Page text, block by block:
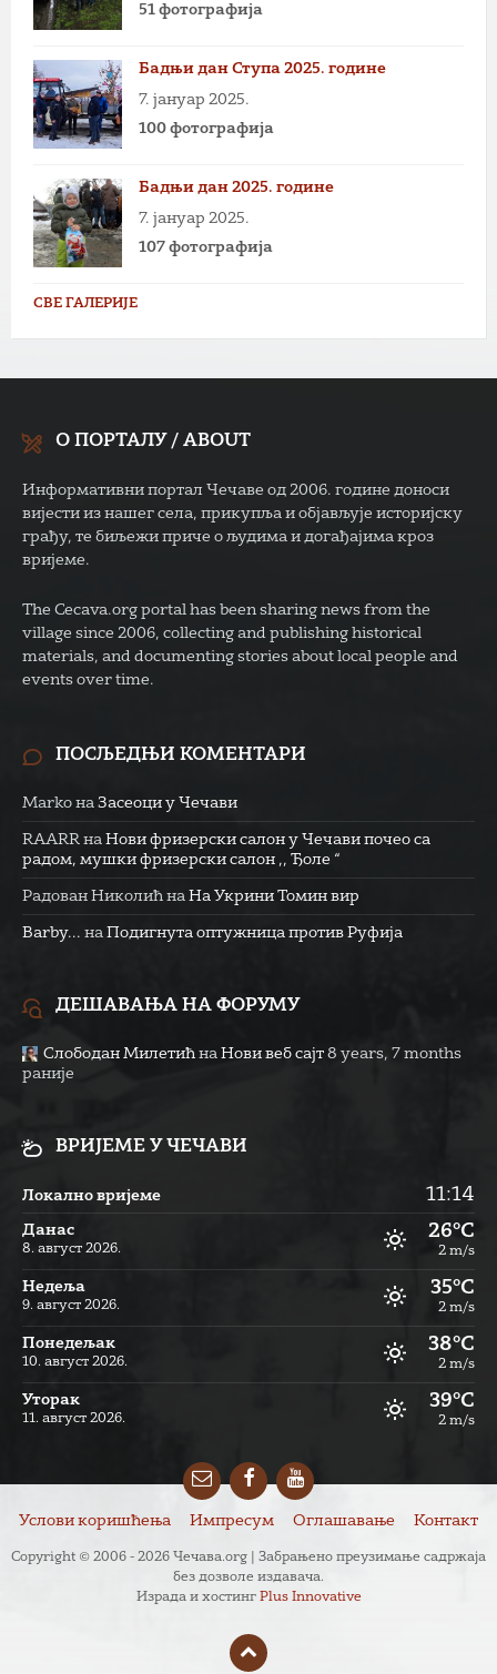
51 фотографија
Бадњи дан Ступа 2025. године
7. јануар 2025.
100 фотографија
Бадњи дан 2025. године
7. јануар 2025.
107 фотографија
СВЕ ГАЛЕРИЈЕ
О ПОРТАЛУ / ABOUT
Информативни портал Чечаве од 2006. године доноси
вијести из нашег села, прикупља и објављује историјску
грађу, те биљежи приче о људима и догађајима кроз
вријеме.
The Cecava.org portal has been sharing news from the
village since 2006, collecting and publishing historical
materials, and documenting stories about local people and
events over time.
ПОСЉЕДЊИ КОМЕНТАРИ
Marko на Засеоци у Чечави
RAARR на Нови фризерски салон у Чечави почео са
радом, мушки фризерски салон ,, Ђоле “
Радован Николић на На Укрини Томин вир
Barby... на Подигнута оптужница против Руфија
ДЕШАВАЊА НА ФОРУМУ
Слободан Милетић на Нови веб сајт 8 years, 7 months
раније
ВРИЈЕМЕ У ЧЕЧАВИ
Локално вријеме 11:14
Данас
8. август 2026.
26°C
2 m/s
Недеља
9. август 2026.
35°C
2 m/s
Понедељак
10. август 2026.
38°C
2 m/s
Уторак
11. август 2026.
39°C
2 m/s
EmailFacebookYouTube
Услови коришћења Импресум Оглашавање Контакт
Copyright © 2006 - 2026 Чечава.org | Забрањено преузимање садржаја
без дозволе издавача.
Израда и хостинг Plus Innovative